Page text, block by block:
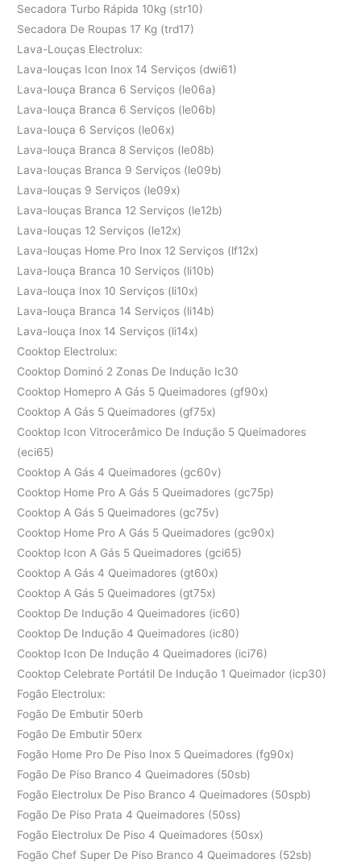
Secadora Turbo Rápida 10kg (str10)
Secadora De Roupas 17 Kg (trd17)
Lava-Louças Electrolux:
Lava-louças Icon Inox 14 Serviços (dwi61)
Lava-louça Branca 6 Serviços (le06a)
Lava-louça Branca 6 Serviços (le06b)
Lava-louça 6 Serviços (le06x)
Lava-louça Branca 8 Serviços (le08b)
Lava-louças Branca 9 Serviços (le09b)
Lava-louças 9 Serviços (le09x)
Lava-louças Branca 12 Serviços (le12b)
Lava-louças 12 Serviços (le12x)
Lava-louças Home Pro Inox 12 Serviços (lf12x)
Lava-louça Branca 10 Serviços (li10b)
Lava-louça Inox 10 Serviços (li10x)
Lava-louça Branca 14 Serviços (li14b)
Lava-louça Inox 14 Serviços (li14x)
Cooktop Electrolux:
Cooktop Dominó 2 Zonas De Indução Ic30
Cooktop Homepro A Gás 5 Queimadores (gf90x)
Cooktop A Gás 5 Queimadores (gf75x)
Cooktop Icon Vitrocerâmico De Indução 5 Queimadores
(eci65)
Cooktop A Gás 4 Queimadores (gc60v)
Cooktop Home Pro A Gás 5 Queimadores (gc75p)
Cooktop A Gás 5 Queimadores (gc75v)
Cooktop Home Pro A Gás 5 Queimadores (gc90x)
Cooktop Icon A Gás 5 Queimadores (gci65)
Cooktop A Gás 4 Queimadores (gt60x)
Cooktop A Gás 5 Queimadores (gt75x)
Cooktop De Indução 4 Queimadores (ic60)
Cooktop De Indução 4 Queimadores (ic80)
Cooktop Icon De Indução 4 Queimadores (ici76)
Cooktop Celebrate Portátil De Indução 1 Queimador (icp30)
Fogão Electrolux:
Fogão De Embutir 50erb
Fogão De Embutir 50erx
Fogão Home Pro De Piso Inox 5 Queimadores (fg90x)
Fogão De Piso Branco 4 Queimadores (50sb)
Fogão Electrolux De Piso Branco 4 Queimadores (50spb)
Fogão De Piso Prata 4 Queimadores (50ss)
Fogão Electrolux De Piso 4 Queimadores (50sx)
Fogão Chef Super De Piso Branco 4 Queimadores (52sb)